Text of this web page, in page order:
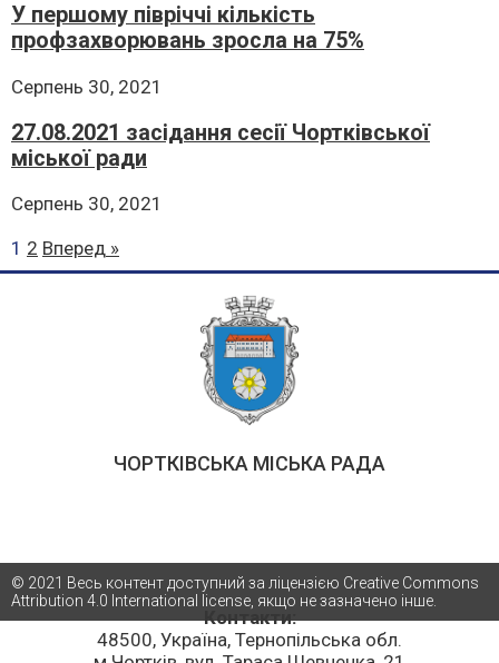
У першому півріччі кількість
профзахворювань зросла на 75%
Серпень 30, 2021
27.08.2021 засідання сесії Чортківської
міської ради
Серпень 30, 2021
1 2 Вперед »
ЧОРТКІВСЬКА МІСЬКА РАДА
Контакти:
48500, Україна, Тернопільська обл.
© 2021 Весь контент доступний за ліцензією Creative Commons
Attribution 4.0 International license, якщо не зазначено інше.